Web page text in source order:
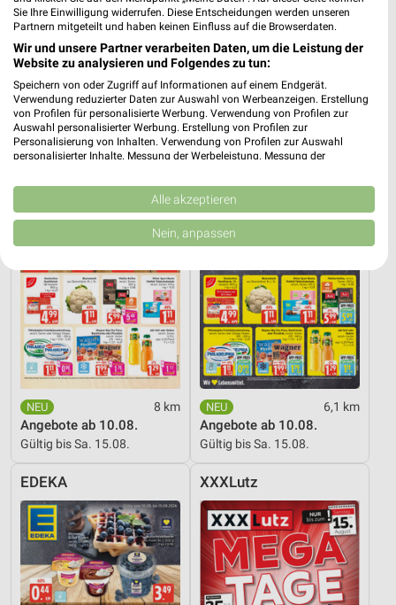
30,7 km
Dieter Knoll
Gültig bis Fr. 14.08.
Wohnen Spezial
Gültig bis Fr. 14.08.
Marktkauf
8 km
Angebote ab 10.08.
Gültig bis Sa. 15.08.
EDEKA
6,1 km
Angebote ab 10.08.
Gültig bis Sa. 15.08.
EDEKA XXXLutz
Sie Ihre Einwilligung widerrufen. Diese Entscheidungen werden unseren
Partnern mitgeteilt und haben keinen Einfluss auf die Browserdaten.
Wir und unsere Partner verarbeiten Daten, um die Leistung der
Website zu analysieren und Folgendes zu tun:
Speichern von oder Zugriff auf Informationen auf einem Endgerät.
Verwendung reduzierter Daten zur Auswahl von Werbeanzeigen. Erstellung
von Profilen für personalisierte Werbung. Verwendung von Profilen zur
Auswahl personalisierter Werbung. Erstellung von Profilen zur
Personalisierung von Inhalten. Verwendung von Profilen zur Auswahl
personalisierter Inhalte. Messung der Werbeleistung. Messung der
Kombinationen von Daten aus verschiedenen Quellen. Entwicklung und
Verbesserung der Angebote. Verwendung reduzierter Daten zur Auswahl
von Inhalten.
Daten können außerhalb der Europäischen Union weitergegeben und in die
USA gesendet werden.
Website/App.
Partnerliste anzeigen (1 IAB-Anbieter)
Wir nutzen Ihre Daten für folgende Zwecke:
IAB-Verarbeitungszwecke:
Speichern von oder Zugriff auf Informationen
Verwendung reduzierter Daten zur Auswahl von
Werbeanzeigen
Werbung
Verwendung von Profilen zur Auswahl
personalisierter Werbung
Erstellung von Profilen zur Personalisierung
von Inhalten
Alle akzeptieren
Nein, anpassen